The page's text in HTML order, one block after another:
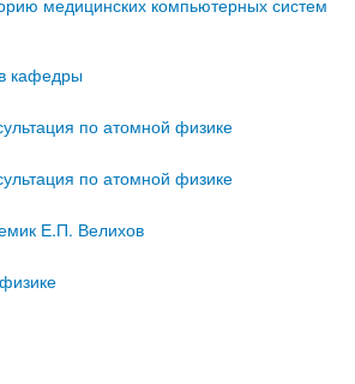
медицинских компьютерных систем
кафедры
по атомной физике
по атомной физике
Е.П. Велихов